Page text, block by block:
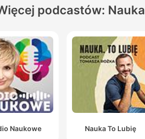
podcastów: Nauka
Naukowe Nauka To Lubię